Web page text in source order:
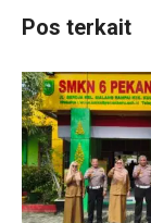
Pos terkait